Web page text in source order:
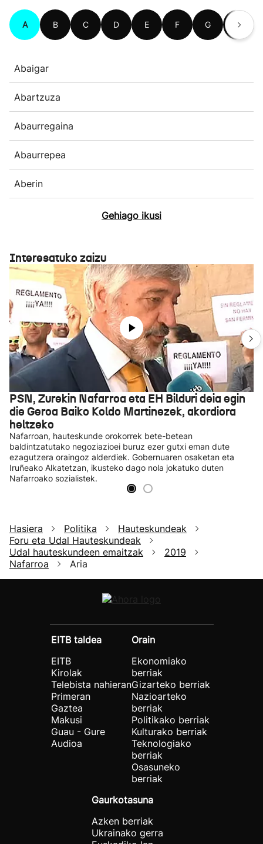
A B C D E F G H
Abaigar
Abartzuza
Abaurregaina
Abaurrepea
Aberin
Gehiago ikusi
Interesatuko zaizu
PSN, Zurekin Nafarroa eta EH Bilduri deia egin
die Geroa Baiko Koldo Martinezek, akordiora
heltzeko
Nafarroan, hauteskunde orokorrek bete-betean
baldintzatutako negoziazioei buruz ezer gutxi eman dute
ezagutzera oraingoz alderdiek. Gobernuaren osaketan eta
Iruñeako Alkatetzan, ikusteko dago nola jokatuko duten
Nafarroako sozialistek.
Hasiera Politika
Hauteskundeak
Foru eta Udal Hauteskundeak
Udal hauteskundeen emaitzak
2019
Nafarroa
Aria
EITB taldea
EITB
Kirolak
Telebista nahieran
Primeran
Gaztea
Makusi
Guau - Gure
Audioa
Orain
Ekonomiako
berriak
Gizarteko berriak
Nazioarteko
berriak
Politikako berriak
Kulturako berriak
Teknologiako
berriak
Osasuneko
berriak
Gaurkotasuna
Azken berriak
Ukrainako gerra